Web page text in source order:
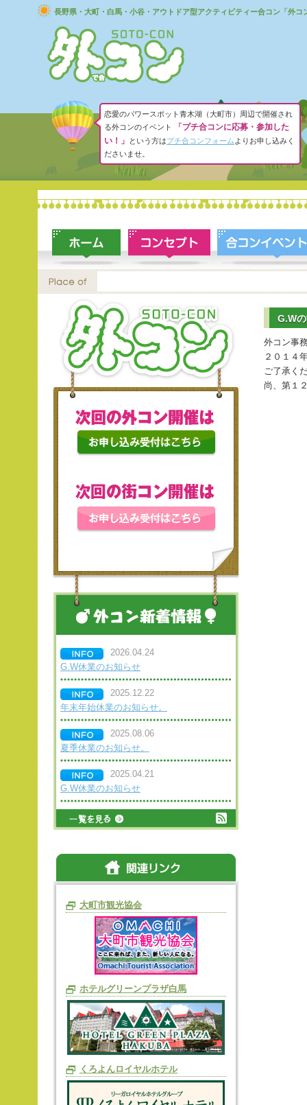
長野県・大町・白馬・小谷・アウトドア型アクティビティー合コン「外コ
恋愛のパワースポット青木湖（大町市）周辺で開催され
る外コンのイベント
「プチ合コンに応募・参加した
い！」
という方はプチ合コンフォーム よりお申し込みく
ださいませ。
G.W
外コン事
２０１４
ご了承く
尚、第１
2026.04.24
G.W休業のお知らせ
2025.12.22
年末年始休業のお知らせ。
2025.08.06
夏季休業のお知らせ。
2025.04.21
G.W休業のお知らせ
大町市観光協会
ホテルグリーンプラザ白馬
くろよんロイヤルホテル